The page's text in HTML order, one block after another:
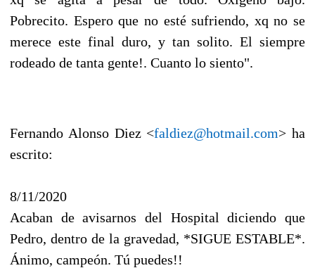
Pobrecito. Espero que no esté sufriendo, xq no se
merece este final duro, y tan solito. El siempre
rodeado de tanta gente!. Cuanto lo siento".
Fernando Alonso Diez <faldiez@hotmail.com> ha
escrito:
8/11/2020
Acaban de avisarnos del Hospital diciendo que
Pedro, dentro de la gravedad, *SIGUE ESTABLE*.
Ánimo, campeón. Tú puedes!!